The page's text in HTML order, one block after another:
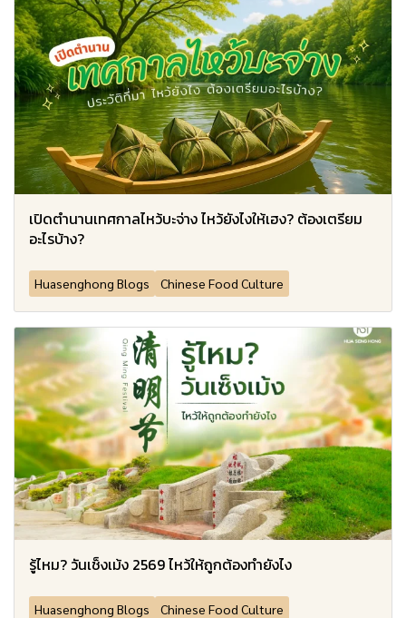
เปิดตำนานเทศกาลไหว้บะจ่าง ไหว้ยังไงให้เฮง? ต้องเตรียม
อะไรบ้าง?
Huasenghong Blogs Chinese Food Culture
รู้ไหม? วันเช็งเม้ง 2569 ไหว้ให้ถูกต้องทำยังไง
Huasenghong Blogs Chinese Food Culture